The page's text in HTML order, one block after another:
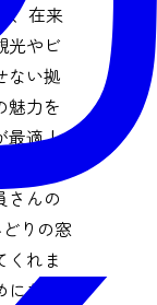
、在来
光やビ
ない拠
魅力を
最適！
かい
さんの
りの窓
くれま
なっ